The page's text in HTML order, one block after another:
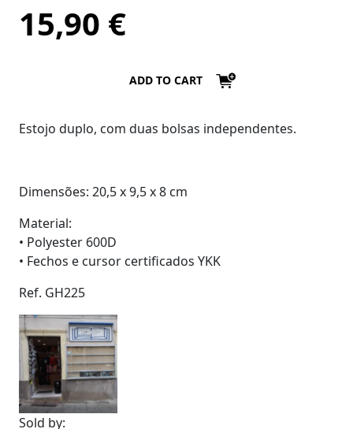
15,90 €
ADD TO CART
Estojo duplo, com duas bolsas independentes.
Dimensões: 20,5 x 9,5 x 8 cm
Material:
• Polyester 600D
• Fechos e cursor certificados YKK
Ref. GH225
Sold by: